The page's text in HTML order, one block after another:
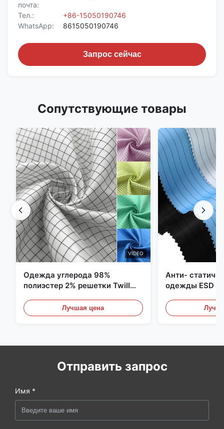
почта:
Тел.:
+86-15050190746
WhatsApp:
8615050190746
Запрос сейчас
Сопутствующие товары
VIDEO
Одежда углерода 98%
полиэстер 2% решетки Twill
Лучшая цена
Анти-
одежды ESD
Отправить запрос
Имя *